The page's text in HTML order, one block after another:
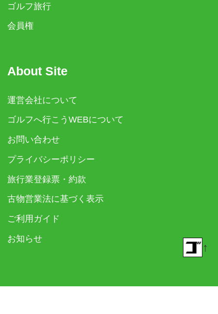
ゴルフ旅行
会員権
About Site
運営会社について
ゴルフへ行こうWEBについて
お問い合わせ
プライバシーポリシー
旅行業登録票・約款
古物営業法に基づく表示
ご利用ガイド
お知らせ
↑